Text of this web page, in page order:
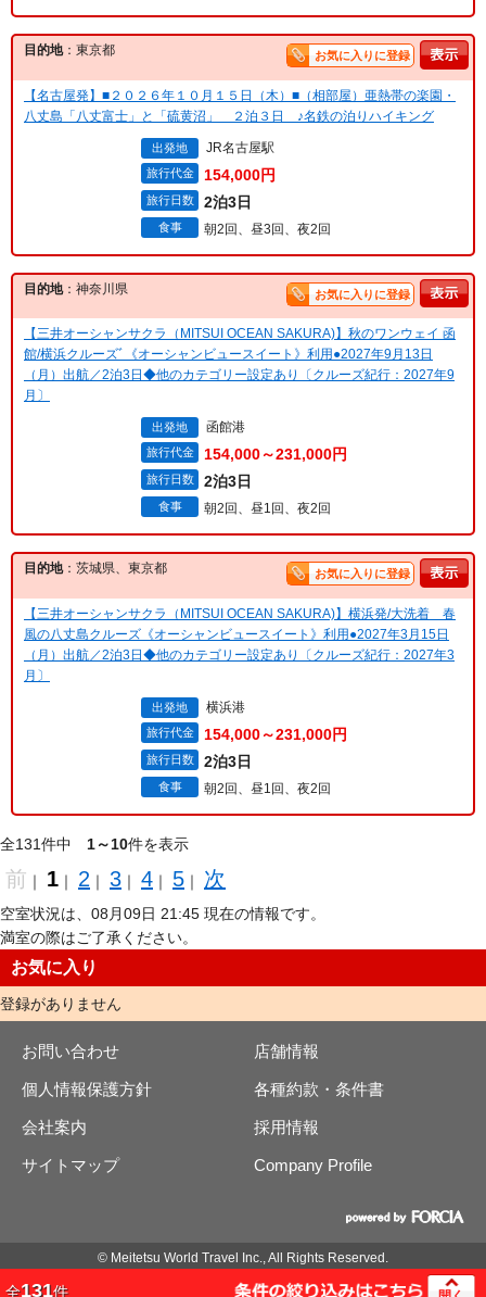
目的地：東京都 お気に入りに登録
【名古屋発】■２０２６年１０月１５日（木）■（相部屋）亜熱帯の楽園・
八丈島「八丈富士」と「硫黄沼」 ２泊３日 ♪名鉄の泊りハイキング
出発地 JR名古屋駅
旅行代金 154,000円
旅行日数 2泊3日
食事 朝2回、昼3回、夜2回
目的地：神奈川県 お気に入りに登録
【三井オーシャンサクラ（MITSUI OCEAN SAKURA)】秋のワンウェイ 函
館/横浜クルーズﾞ《オーシャンビュースイート》利用●2027年9月13日
（月）出航／2泊3日◆他のカテゴリー設定あり〔クルーズ紀行：2027年9
月〕
出発地 函館港
旅行代金 154,000～231,000円
旅行日数 2泊3日
食事 朝2回、昼1回、夜2回
目的地：茨城県、東京都 お気に入りに登録
【三井オーシャンサクラ（MITSUI OCEAN SAKURA)】横浜発/大洗着 春
風の八丈島クルーズ《オーシャンビュースイート》利用●2027年3月15日
（月）出航／2泊3日◆他のカテゴリー設定あり〔クルーズ紀行：2027年3
月〕
出発地 横浜港
旅行代金 154,000～231,000円
旅行日数 2泊3日
食事 朝2回、昼1回、夜2回
全131件中 1～10件を表示
前 ｜ 1 ｜ 2 ｜ 3 ｜ 4 ｜ 5 ｜ 次
空室状況は、08月09日 21:45 現在の情報です。
満室の際はご了承ください。
お気に入り
登録がありません
お問い合わせ 店舗情報
個人情報保護方針 各種約款・条件書
会社案内 採用情報
サイトマップ Company Profile
© Meitetsu World Travel Inc., All Rights Reserved.
全131件